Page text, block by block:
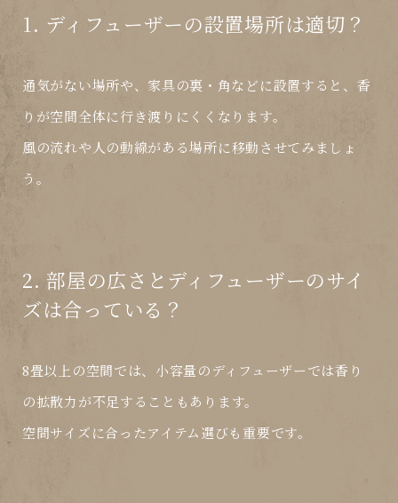
1. ディフューザーの設置場所は適切？
通気がない場所や、家具の裏・角などに設置すると、香
りが空間全体に行き渡りにくくなります。
風の流れや人の動線がある場所に移動させてみましょ
う。
2. 部屋の広さとディフューザーのサイ
ズは合っている？
8畳以上の空間では、小容量のディフューザーでは香り
の拡散力が不足することもあります。
空間サイズに合ったアイテム選びも重要です。